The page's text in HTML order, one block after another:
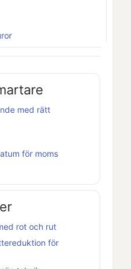
med rätt
för moms
rot och rut
för